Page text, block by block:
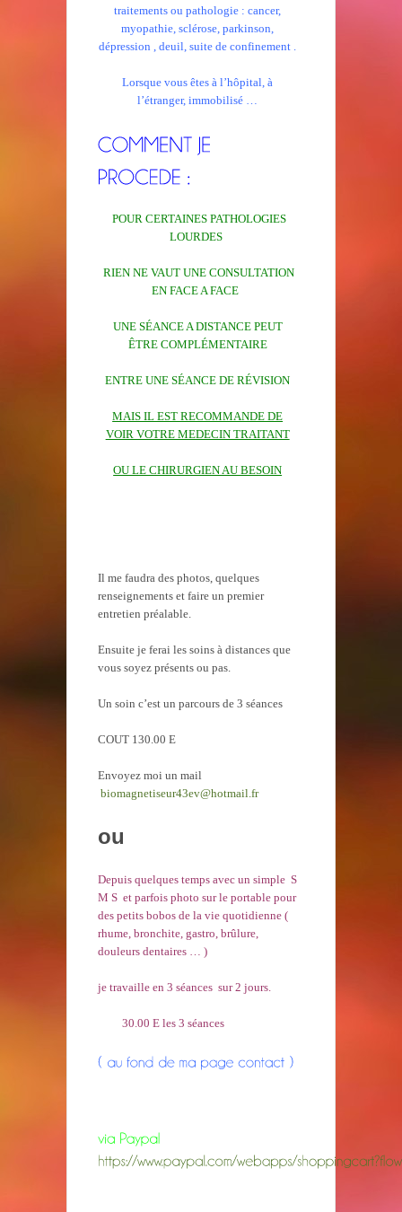
traitements ou pathologie : cancer,
myopathie, sclérose, parkinson,
dépression , deuil, suite de confinement .
Lorsque vous êtes à l’hôpital, à
l’étranger, immobilisé …
POUR CERTAINES PATHOLOGIES
LOURDES
RIEN NE VAUT UNE CONSULTATION
EN FACE A FACE
UNE SÉANCE A DISTANCE PEUT
ÊTRE COMPLÉMENTAIRE
ENTRE UNE SÉANCE DE RÉVISION
MAIS IL EST RECOMMANDE DE
VOIR VOTRE MEDECIN TRAITANT
OU LE CHIRURGIEN AU BESOIN
Il me faudra des photos, quelques
renseignements et faire un premier
entretien préalable.
Ensuite je ferai les soins à distances que
vous soyez présents ou pas.
Un soin c’est un parcours de 3 séances
COUT 130.00 E
Envoyez moi un mail
biomagnetiseur43ev@hotmail.fr
ou
Depuis quelques temps avec un simple S
M S et parfois photo sur le portable pour
des petits bobos de la vie quotidienne (
rhume, bronchite, gastro, brûlure,
douleurs dentaires … )
je travaille en 3 séances sur 2 jours.
30.00 E les 3 séances